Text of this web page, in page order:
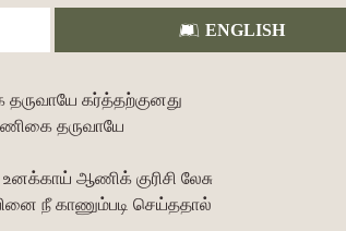
ENGLISH
கர்த்தற்குனது
தருவாயே
ஆணிக் குரிசி லேசு
நீ காணும்படி செய்ததால்